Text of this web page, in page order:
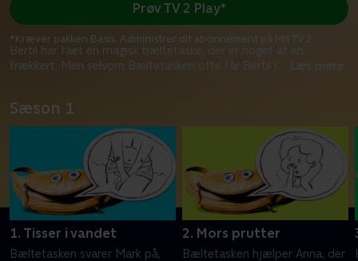
Bertil har fået en magisk bæltetaske, der er noget af en
frækkert. Men selvom Bæltetasken ofte får Bertil i
Læs mere
Prøv TV 2 Play*
*Kræver pakken Basis. Administrer dit abonnement på Mit TV 2.
Sæson 1
1. Tisser i vandet
Bæltetasken svarer Mark på,
2. Mors prutter
Bæltetasken hjælper Anna, der